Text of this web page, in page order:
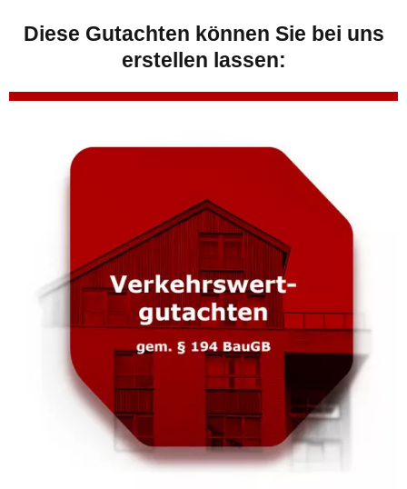
Diese Gutachten können Sie bei uns
erstellen lassen: